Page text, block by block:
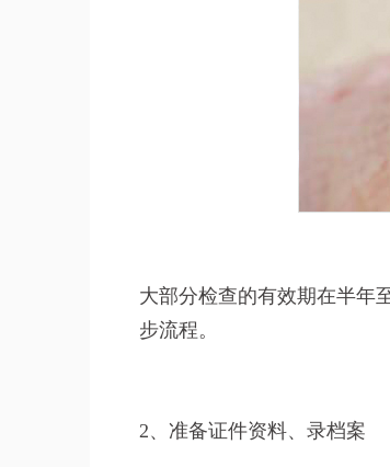
大部分检查的有效期在半年
步流程。
2、准备证件资料、录档案